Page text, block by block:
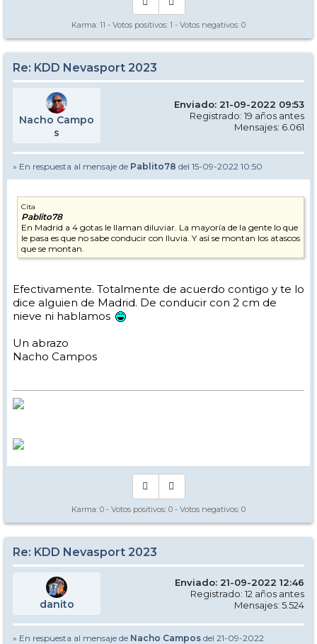
Karma: 11 - Votos positivos: 1 - Votos negativos: 0
Re: KDD Nevasport 2023
Nacho Campo
s
Enviado: 21-09-2022 09:53
Registrado: 19 años antes
Mensajes: 6.061
» En respuesta al mensaje de Pablito78 del 15-09-2022 10:50
Cita
Pablito78
En Madrid a 4 gotas le llaman diluviar. La mayoría de la gente lo que
le pasa es que no sabe conducir con lluvia. Y así se montan los atascos
que se montan.
Efectivamente. Totalmente de acuerdo contigo y te lo
dice alguien de Madrid. De conducir con 2 cm de
nieve ni hablamos
Un abrazo
Nacho Campos
Karma: 0 - Votos positivos: 0 - Votos negativos: 0
Re: KDD Nevasport 2023
danito
Enviado: 21-09-2022 12:46
Registrado: 12 años antes
Mensajes: 5.524
» En respuesta al mensaje de Nacho Campos del 21-09-2022